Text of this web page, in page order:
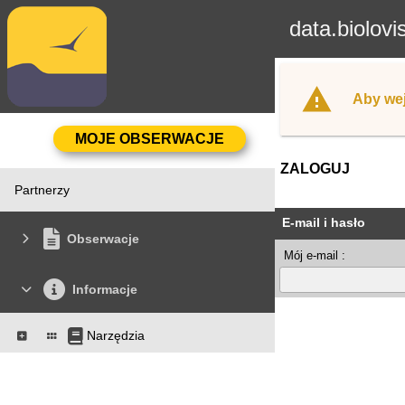
Partnerzy
Obserwacje
Informacje
Narzędzia
Aby
ZALOGUJ
E-mail i hasło
Mój e-mail :